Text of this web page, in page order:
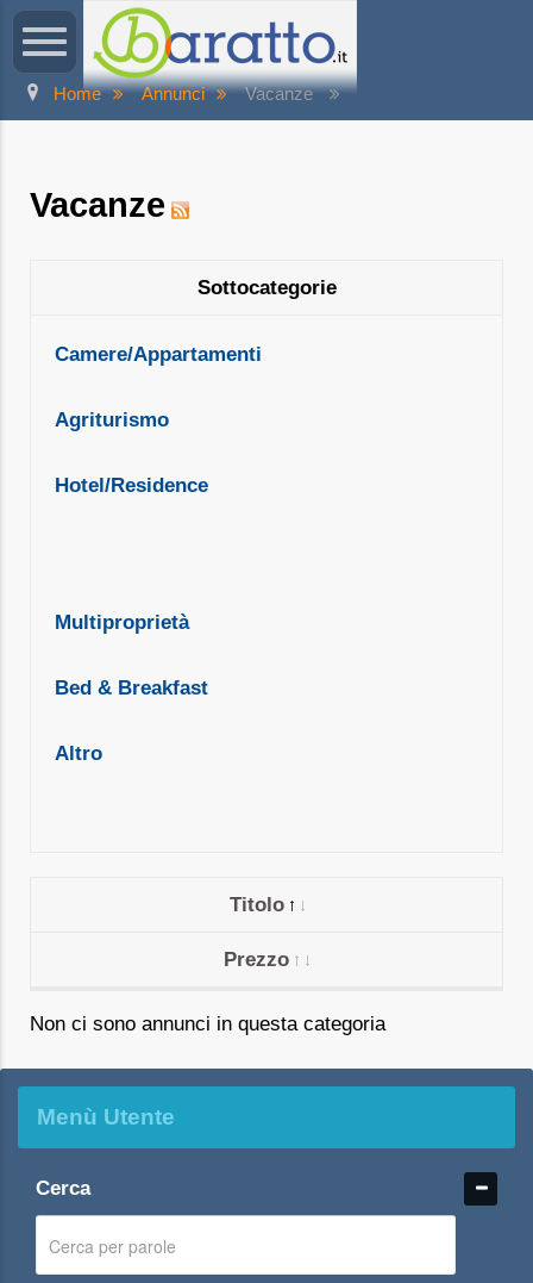
Home Annunci Vacanze
Vacanze
Sottocategorie
Camere/Appartamenti
Agriturismo
Hotel/Residence
Multiproprietà
Bed & Breakfast
Altro
Titolo
Prezzo
Non ci sono annunci in questa categoria
Menù Utente
Cerca